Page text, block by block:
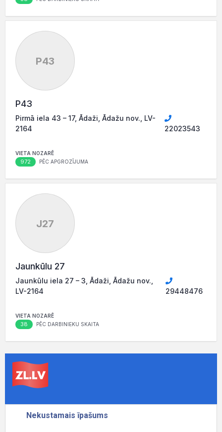
P43
P43
Pirmā iela 43 – 17, Ādaži, Ādažu nov., LV-
2164
22023543
VIETA NOZARĒ
972 PĒC APGROZĪJUMA
J27
Jaunkūlu 27
Jaunkūlu iela 27 – 3, Ādaži, Ādažu nov.,
LV-2164
29448476
VIETA NOZARĒ
38 PĒC DARBINIEKU SKAITA